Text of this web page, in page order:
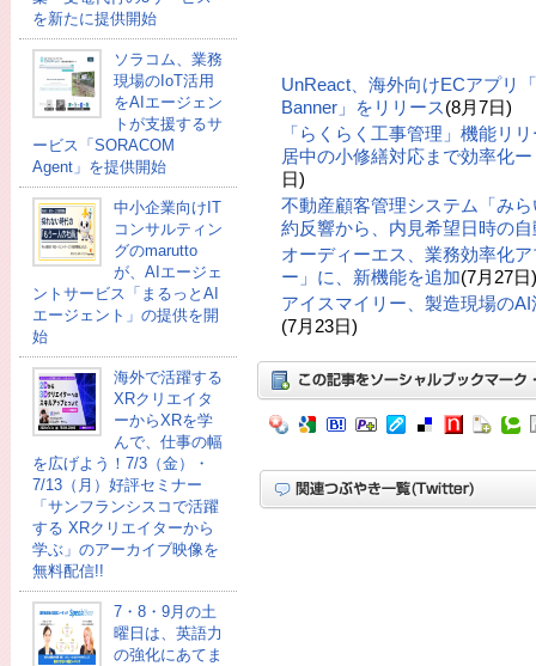
を新たに提供開始
ソラコム、業務
現場のIoT活用
をAIエージェン
トが支援するサ
ービス「SORACOM
Agent」を提供開始
中小企業向けIT
コンサルティン
グのmarutto
が、AIエージェ
ントサービス「まるっとAI
エージェント」の提供を開
始
海外で活躍する
XRクリエイタ
ーからXRを学
んで、仕事の幅
を広げよう！7/3（金）・
7/13（月）好評セミナー
「サンフランシスコで活躍
する XRクリエイターから
学ぶ」のアーカイブ映像を
無料配信!!
7・8・9月の土
曜日は、英語力
の強化にあてま
UnReact、海外向けECアプリ
Banner」をリリース(8月7日)
「らくらく工事管理」機能リ
居中の小修繕対応まで効率化
日)
不動産顧客管理システム「み
約反響から、内見希望日時の
オーディーエス、業務効率化
ー」に、新機能を追加(7月27日)
アイスマイリー、製造現場の
(7月23日)